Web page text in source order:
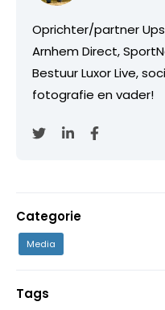
Oprichter/partner
Arnhem Direct,
Bestuur Luxor Live,
fotografie en vader!
Categorie
Media
Tags